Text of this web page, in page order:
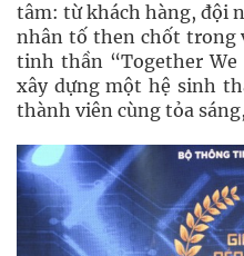
tâm: từ khách hàng, đội
nhân tố then chốt trong
tinh thần “Together
xây dựng một hệ sinh
thành viên cùng tỏa